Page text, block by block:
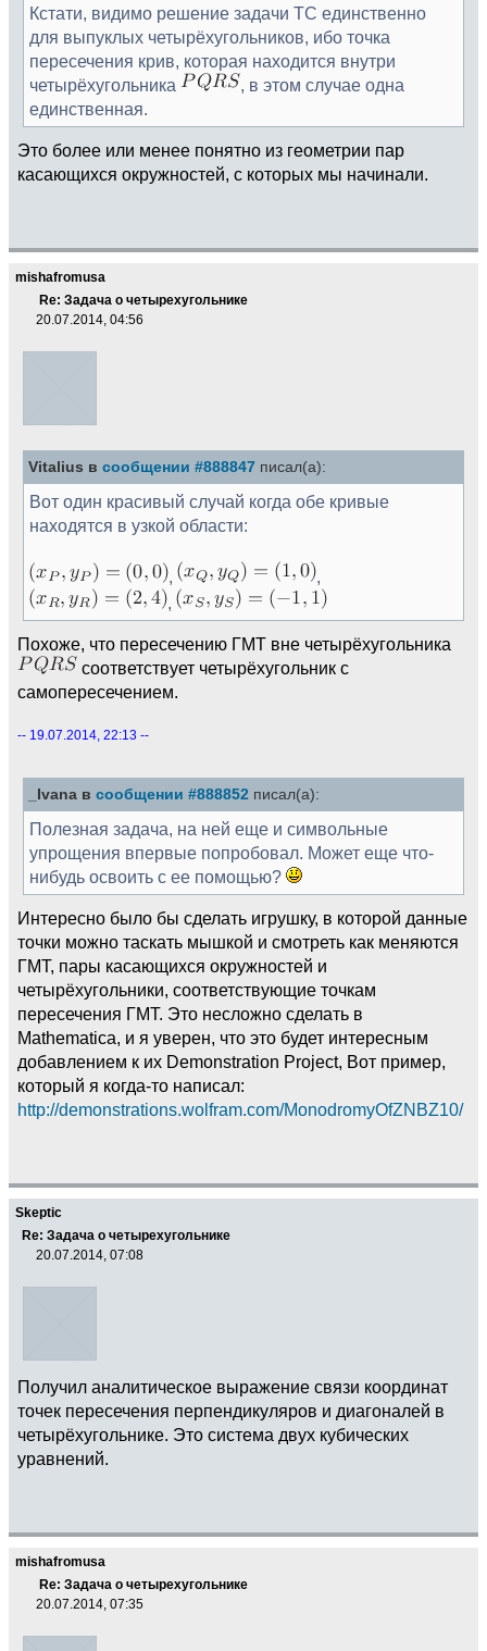
Кстати, видимо решение задачи ТС единственно
для выпуклых четырёхугольников, ибо точка
пересечения крив, которая находится внутри
четырёхугольника
, в этом случае одна
единственная.
Это более или менее понятно из геометрии пар
касающихся окружностей, с которых мы начинали.
mishafromusa
Re: Задача о четырехугольнике
20.07.2014, 04:56
Vitalius в сообщении #888847 писал(а):
Вот один красивый случай когда обе кривые
находятся в узкой области:
,
,
,
Похоже, что пересечению ГМТ вне четырёхугольника
соответствует четырёхугольник с
самопересечением.
-- 19.07.2014, 22:13 --
_Ivana в сообщении #888852 писал(а):
Полезная задача, на ней еще и символьные
упрощения впервые попробовал. Может еще что-
нибудь освоить с ее помощью?
Интересно было бы сделать игрушку, в которой данные
точки можно таскать мышкой и смотреть как меняются
ГМТ, пары касающихся окружностей и
четырёхугольники, соответствующие точкам
пересечения ГМТ. Это несложно сделать в
Mathematica, и я уверен, что это будет интересным
добавлением к их Demonstration Project, Вот пример,
который я когда-то написал:
http://demonstrations.wolfram.com/MonodromyOfZNBZ10/
Skeptic
Re: Задача о четырехугольнике
20.07.2014, 07:08
Получил аналитическое выражение связи координат
точек пересечения перпендикуляров и диагоналей в
четырёхугольнике. Это система двух кубических
уравнений.
mishafromusa
Re: Задача о четырехугольнике
20.07.2014, 07:35